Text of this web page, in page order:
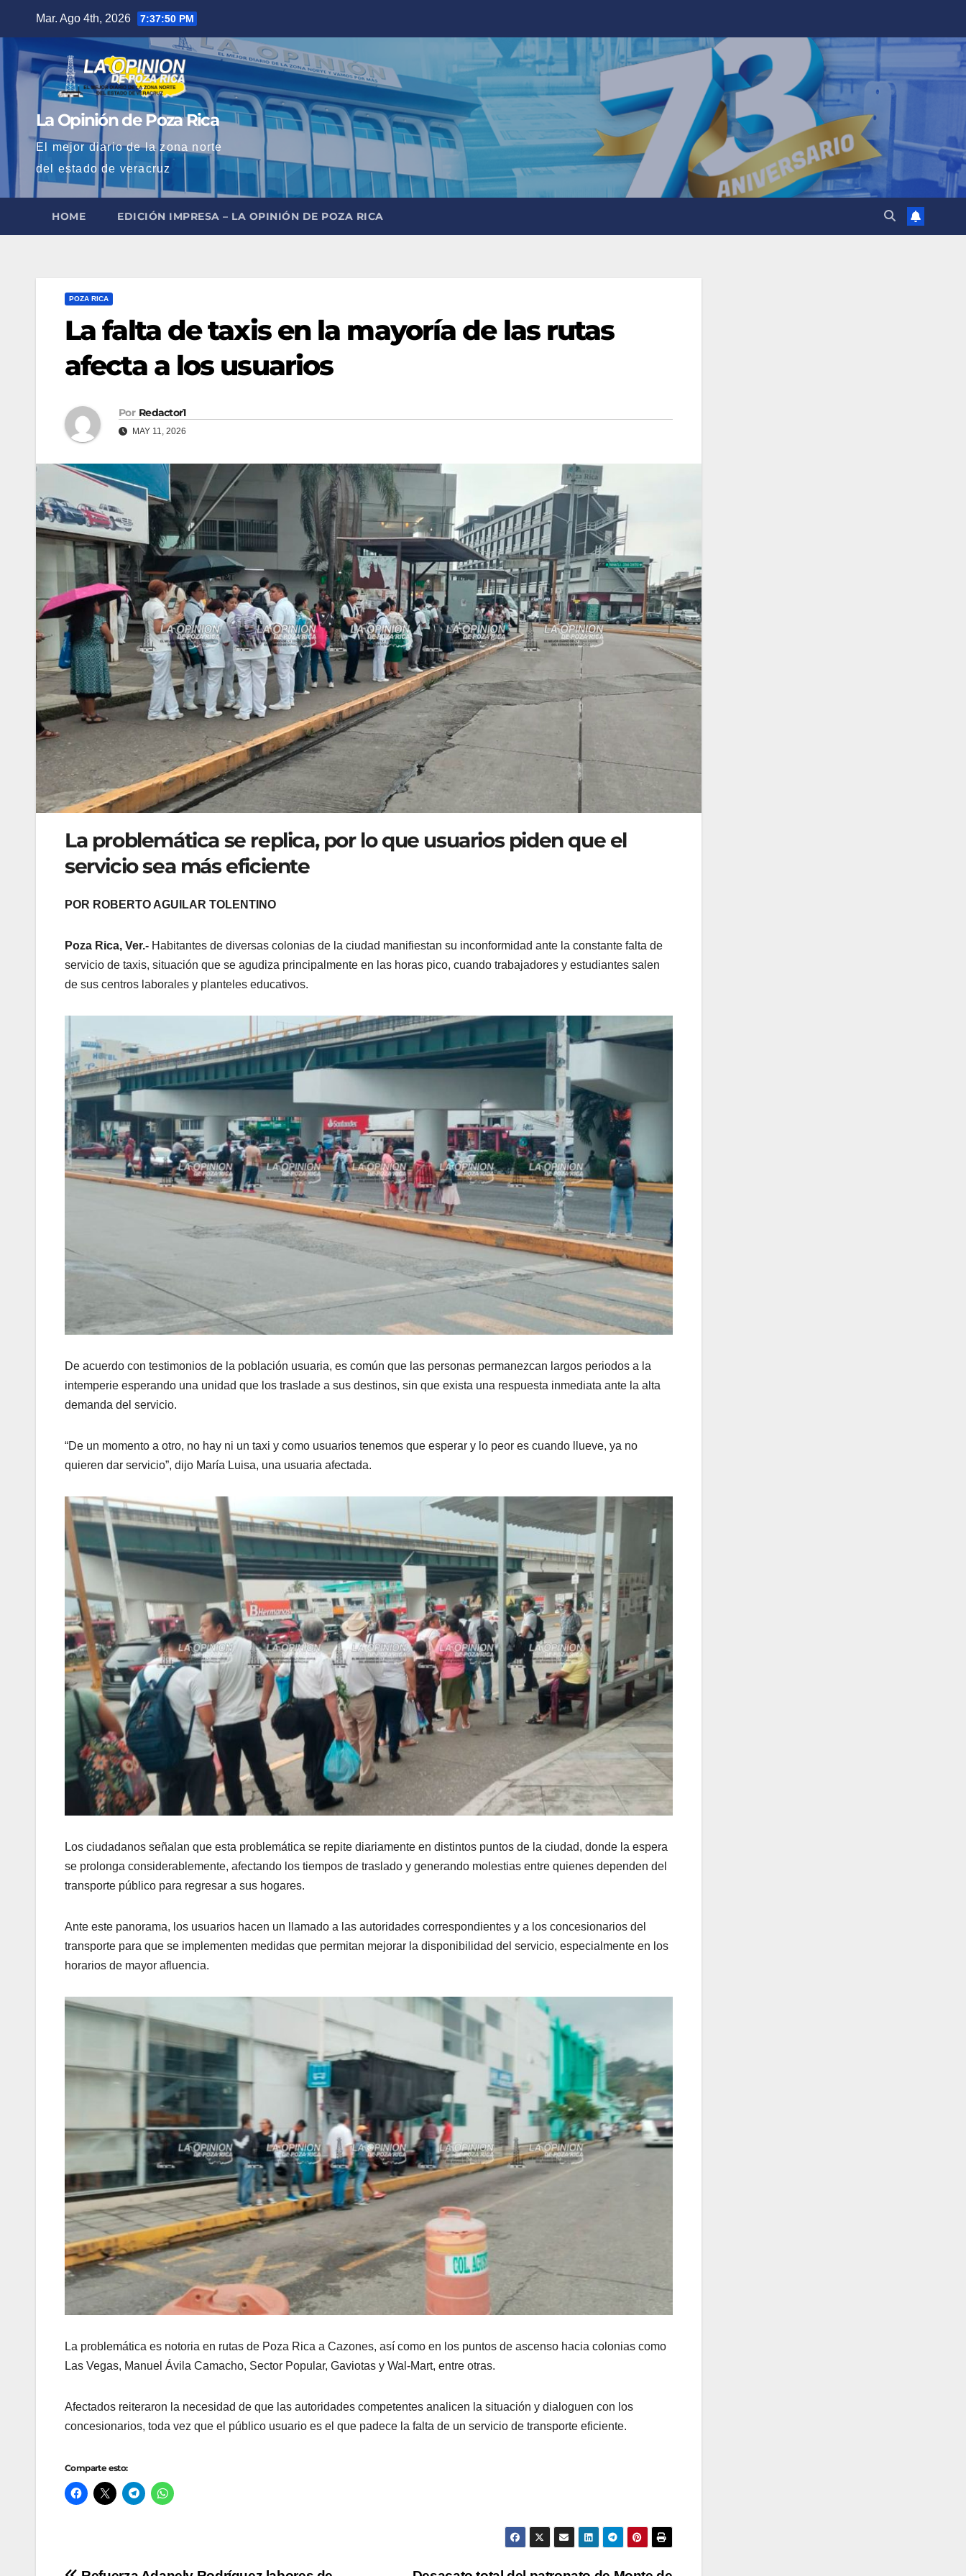
contenido
Mar. Ago 4th, 2026 7:37:51 PM
La Opinión de Poza Rica
El mejor diario de la zona norte
del estado de veracruz
HOME EDICIÓN IMPRESA – LA OPINIÓN DE POZA RICA
POZA RICA
La falta de taxis en la mayoría de las rutas
afecta a los usuarios
Por Redactor1
MAY 11, 2026
La problemática se replica, por lo que usuarios piden que el
servicio sea más eficiente
POR ROBERTO AGUILAR TOLENTINO
Poza Rica, Ver.- Habitantes de diversas colonias de la ciudad manifiestan su inconformidad ante la constante falta de
servicio de taxis, situación que se agudiza principalmente en las horas pico, cuando trabajadores y estudiantes salen
de sus centros laborales y planteles educativos.
De acuerdo con testimonios de la población usuaria, es común que las personas permanezcan largos periodos a la
intemperie esperando una unidad que los traslade a sus destinos, sin que exista una respuesta inmediata ante la alta
demanda del servicio.
“De un momento a otro, no hay ni un taxi y como usuarios tenemos que esperar y lo peor es cuando llueve, ya no
quieren dar servicio”, dijo María Luisa, una usuaria afectada.
Los ciudadanos señalan que esta problemática se repite diariamente en distintos puntos de la ciudad, donde la espera
se prolonga considerablemente, afectando los tiempos de traslado y generando molestias entre quienes dependen del
transporte público para regresar a sus hogares.
Ante este panorama, los usuarios hacen un llamado a las autoridades correspondientes y a los concesionarios del
transporte para que se implementen medidas que permitan mejorar la disponibilidad del servicio, especialmente en los
horarios de mayor afluencia.
La problemática es notoria en rutas de Poza Rica a Cazones, así como en los puntos de ascenso hacia colonias como
Las Vegas, Manuel Ávila Camacho, Sector Popular, Gaviotas y Wal-Mart, entre otras.
Afectados reiteraron la necesidad de que las autoridades competentes analicen la situación y dialoguen con los
concesionarios, toda vez que el público usuario es el que padece la falta de un servicio de transporte eficiente.
Comparte esto: